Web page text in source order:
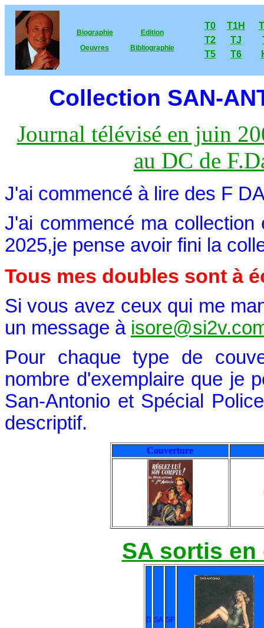
Biographie
Oeuvres
Edition
Bibliographie
T0 T1H
T2
TJ
T5
T6
Collection SAN-
Journal télévisé en juin
au DC de
J'ai commencé à lire des F
J'ai commencé ma collection
2025,je pense avoir fini la
Tous mes doubles sont à
Si vous avez ceux qui me
un message à
Pour chaque type de
nombre d'exemplaire que je
San-Antonio et Spécial
descriptif.
Couverture
SA sortis
D SA SP